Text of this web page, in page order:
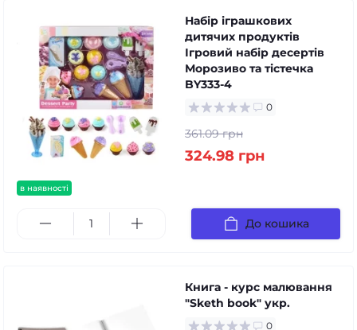
в наявності
Набір іграшкових
дитячих продуктів
Ігровий набір десертів
Морозиво та тістечка
BY333-4
0
361.09 грн
324.98 грн
До кошика
Книга - курс малювання
"Sketh book" укр.
0